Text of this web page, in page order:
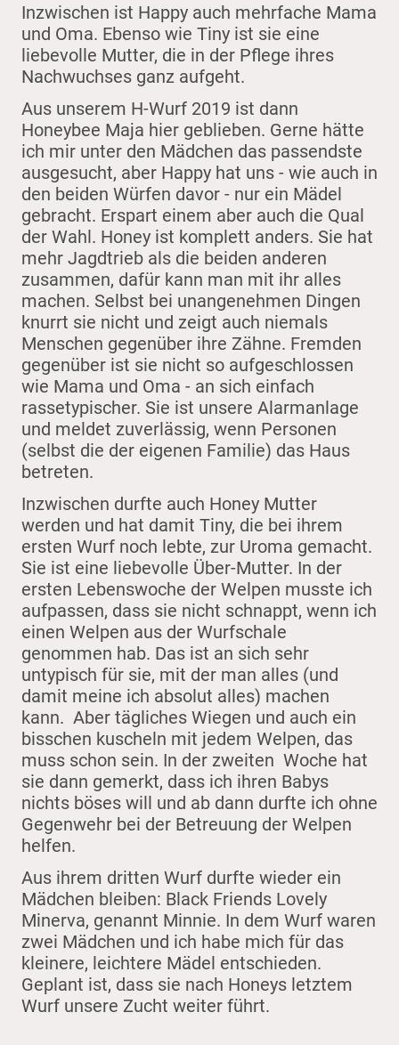
Inzwischen ist Happy auch mehrfache Mama
und Oma. Ebenso wie Tiny ist sie eine
liebevolle Mutter, die in der Pflege ihres
Nachwuchses ganz aufgeht.
Aus unserem H-Wurf 2019 ist dann
Honeybee Maja hier geblieben. Gerne hätte
ich mir unter den Mädchen das passendste
ausgesucht, aber Happy hat uns - wie auch in
den beiden Würfen davor - nur ein Mädel
gebracht. Erspart einem aber auch die Qual
der Wahl. Honey ist komplett anders. Sie hat
mehr Jagdtrieb als die beiden anderen
zusammen, dafür kann man mit ihr alles
machen. Selbst bei unangenehmen Dingen
knurrt sie nicht und zeigt auch niemals
Menschen gegenüber ihre Zähne. Fremden
gegenüber ist sie nicht so aufgeschlossen
wie Mama und Oma - an sich einfach
rassetypischer. Sie ist unsere Alarmanlage
und meldet zuverlässig, wenn Personen
(selbst die der eigenen Familie) das Haus
betreten.
Inzwischen durfte auch Honey Mutter
werden und hat damit Tiny, die bei ihrem
ersten Wurf noch lebte, zur Uroma gemacht.
Sie ist eine liebevolle Über-Mutter. In der
ersten Lebenswoche der Welpen musste ich
aufpassen, dass sie nicht schnappt, wenn ich
einen Welpen aus der Wurfschale
genommen hab. Das ist an sich sehr
untypisch für sie, mit der man alles (und
damit meine ich absolut alles) machen
kann. Aber tägliches Wiegen und auch ein
bisschen kuscheln mit jedem Welpen, das
muss schon sein. In der zweiten Woche hat
sie dann gemerkt, dass ich ihren Babys
nichts böses will und ab dann durfte ich ohne
Gegenwehr bei der Betreuung der Welpen
helfen.
Aus ihrem dritten Wurf durfte wieder ein
Mädchen bleiben: Black Friends Lovely
Minerva, genannt Minnie. In dem Wurf waren
zwei Mädchen und ich habe mich für das
kleinere, leichtere Mädel entschieden.
Geplant ist, dass sie nach Honeys letztem
Wurf unsere Zucht weiter führt.